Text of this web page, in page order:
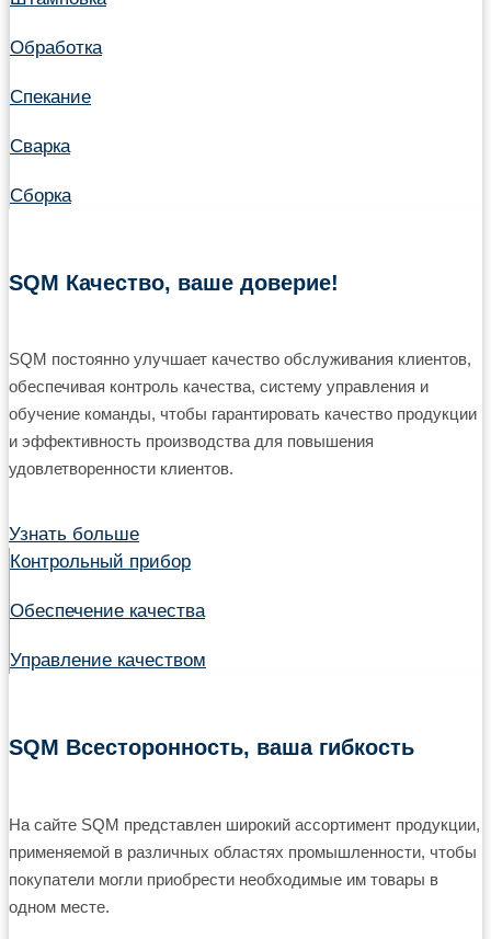
Обработка
Спекание
Сварка
Сборка
SQM Качество, ваше доверие!
SQM постоянно улучшает качество обслуживания клиентов,
обеспечивая контроль качества, систему управления и
обучение команды, чтобы гарантировать качество продукции
и эффективность производства для повышения
удовлетворенности клиентов.
Узнать больше
Контрольный прибор
Обеспечение качества
Управление качеством
SQM Всесторонность, ваша гибкость
На сайте SQM представлен широкий ассортимент продукции,
применяемой в различных областях промышленности, чтобы
покупатели могли приобрести необходимые им товары в
одном месте.